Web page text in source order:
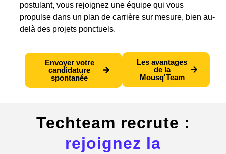
postulant, vous rejoignez une équipe qui vous
propulse dans un plan de carrière sur mesure, bien au-
delà des projets ponctuels.
Envoyer votre
candidature
spontanée
Les avantages
de la
Mousq'Team
Techteam recrute :
rejoignez la